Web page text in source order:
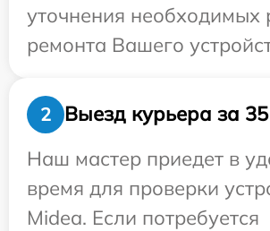
уточнения необходимых
ремонта Вашего
2
Выезд курьера за
Наш мастер приедет в
время для проверки
Midea. Если потребуется